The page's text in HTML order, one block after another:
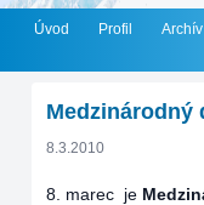
Úvod Profil Archív
Medzinárodný
8.3.2010
8. marec je